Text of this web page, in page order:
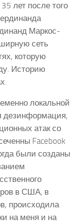
лет после того
Маркос-
сеть
которую
Историю
локальной
дезинформация,
атак со
Facebook
были созданы
в США, в
происходила
на меня и на